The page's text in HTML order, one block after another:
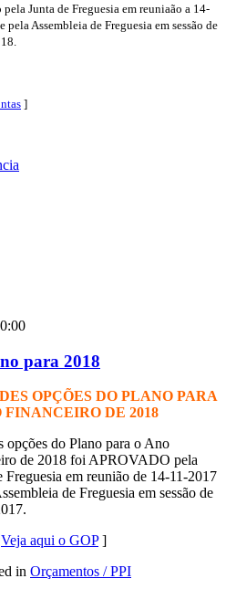
pela Junta de Freguesia em reuniaão a 14-
pela Assembleia de Freguesia em sessão de
]
para 2018
OPÇÕES DO PLANO PARA
FINANCEIRO DE 2018
opções do Plano para o Ano
de 2018 foi APROVADO pela
Freguesia em reunião de 14-11-2017
de Freguesia em sessão de
Veja aqui o GOP]
in Orçamentos / PPI